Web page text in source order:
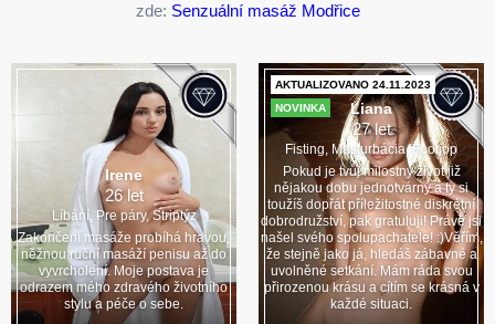
zde: Senzuální masáž Modřice
Irene
26 let
Líbání, Pre páry, Striptýz
Zakončení masáže probíhá hravou,
něžnou ruční masáží penisu až do
vyvrcholení. Moje postava je
odrazem mého zdravého životního
stylu a péče o sebe.
NOVINKA
AKTUALIZOVANO 24.11.2023
Liana
27 let
Fisting, Masturbácia, Footjop
Pokud je tvůj milostný život již
nějakou dobu jednotvárný a ty si
toužíš dopřát příležitostné diskrétní
dobrodružství, pak gratuluji! Právě jsi
našel svého spolupachatele! :)Věřím,
že stejně jako já, hledáš zábavné a
uvolněné setkání. Mám ráda svou
přirozenou krásu a cítím se krásná v
každé situaci.